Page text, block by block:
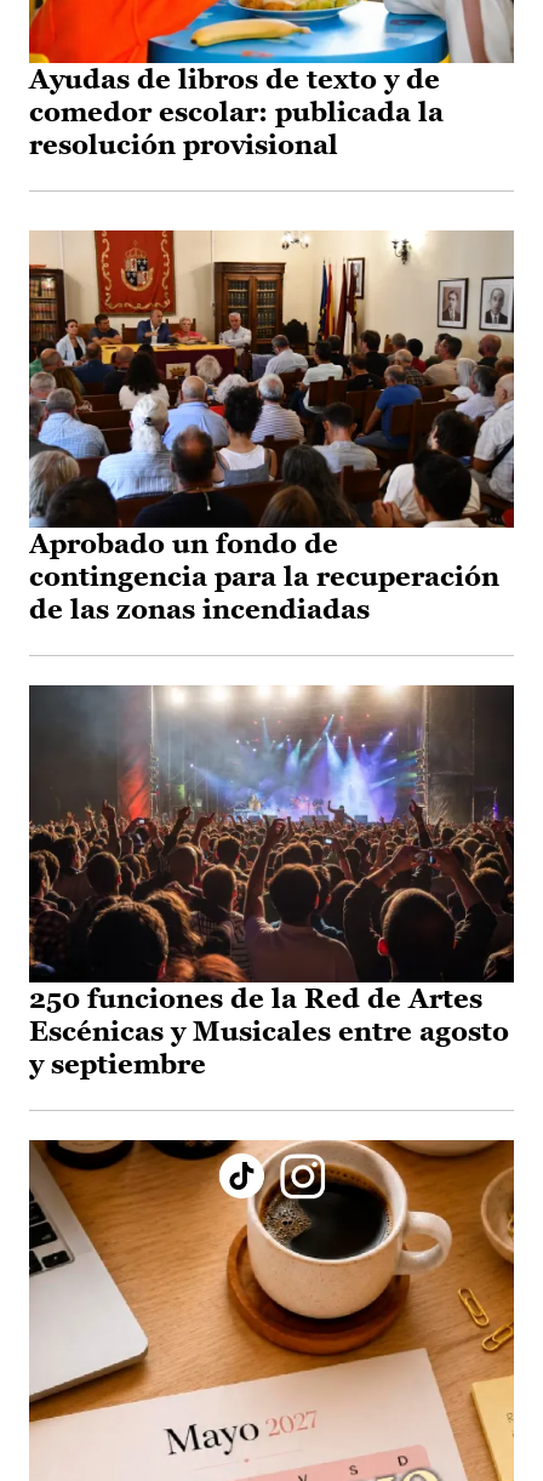
Ayudas de libros de texto y de
comedor escolar: publicada la
resolución provisional
Aprobado un fondo de
contingencia para la recuperación
de las zonas incendiadas
250 funciones de la Red de Artes
Escénicas y Musicales entre agosto
y septiembre